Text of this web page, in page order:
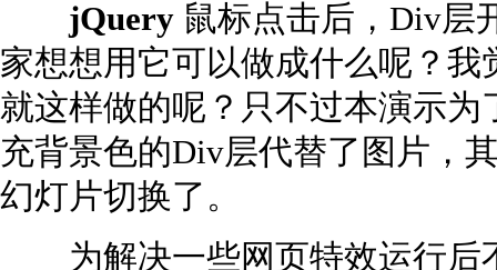
jQuery 鼠标点击后，Div层
家想想用它可以做成什么呢？
就这样做的呢？只不过本演示
充背景色的Div层代替了图片，
幻灯片切换了。
为解决一些网页特效运行后